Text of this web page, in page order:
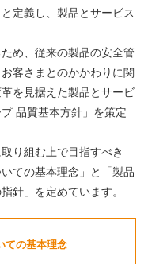
定義し、製品とサービス
め、従来の製品の安全管
客さまとのかかわりに関
を見据えた製品とサービ
品質基本方針」を策定
り組む上で目指すべき
ての基本理念」と「製品
針」を定めています。
ての基本理念